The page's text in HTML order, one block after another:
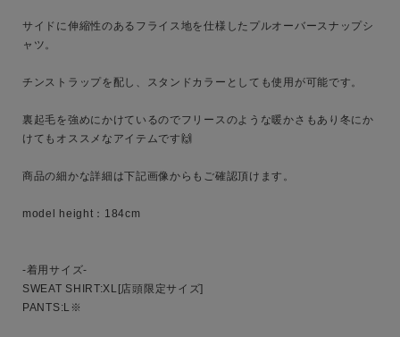
性別
サイドに伸縮性のあるフライス地を仕様したプルオーバースナップシ
ャツ。
チンストラップを配し、スタンドカラーとしても使用が可能です。
裏起毛を強めにかけているのでフリースのような暖かさもあり冬にか
けてもオススメなアイテムです🙌
商品の細かな詳細は下記画像からもご確認頂けます。
model height：184cm
-着用サイズ-
SWEAT SHIRT:XL[店頭限定サイズ]
PANTS:L※